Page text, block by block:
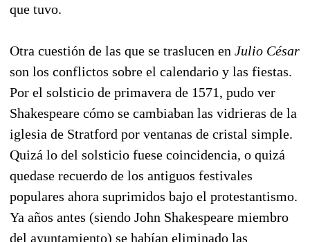
que tuvo.
Otra cuestión de las que se traslucen en Julio César
son los conflictos sobre el calendario y las fiestas.
Por el solsticio de primavera de 1571, pudo ver
Shakespeare cómo se cambiaban las vidrieras de la
iglesia de Stratford por ventanas de cristal simple.
Quizá lo del solsticio fuese coincidencia, o quizá
quedase recuerdo de los antiguos festivales
populares ahora suprimidos bajo el protestantismo.
Ya años antes (siendo John Shakespeare miembro
del ayuntamiento) se habían eliminado las